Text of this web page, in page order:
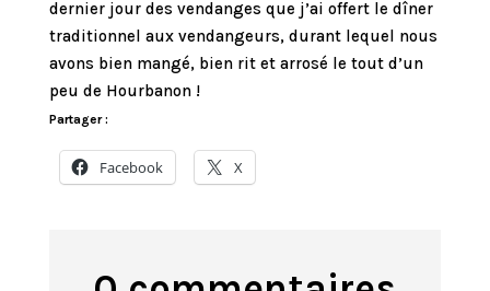
dernier jour des vendanges que j’ai offert le dîner
traditionnel aux vendangeurs, durant lequel nous
avons bien mangé, bien rit et arrosé le tout d’un
peu de Hourbanon !
Partager :
Facebook X